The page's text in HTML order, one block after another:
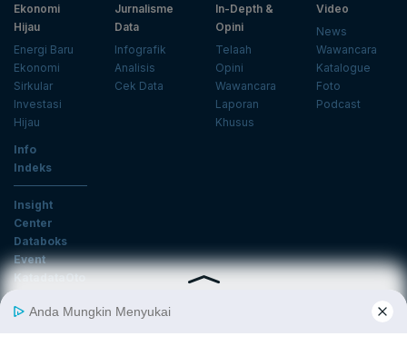
Ekonomi
Hijau
Energi Baru
Ekonomi
Sirkular
Investasi
Hijau
Jurnalisme
Data
Infografik
Analisis
Cek Data
In-Depth &
Opini
Telaah
Opini
Wawancara
Laporan
Khusus
Video
News
Wawancara
Katalogue
Foto
Podcast
Info
Indeks
Insight
Center
Databoks
Event
KatadataOto